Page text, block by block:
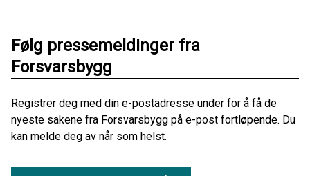
Følg pressemeldinger fra
Forsvarsbygg
Registrer deg med din e-postadresse under for å få de
nyeste sakene fra Forsvarsbygg på e-post fortløpende. Du
kan melde deg av når som helst.